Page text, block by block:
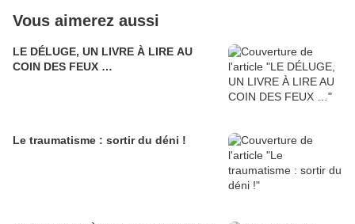
Vous aimerez aussi
LE DÉLUGE, UN LIVRE À LIRE AU
COIN DES FEUX …
Le traumatisme : sortir du déni !